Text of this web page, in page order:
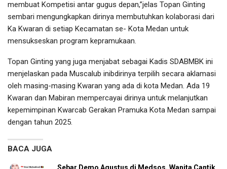
membuat Kompetisi antar gugus depan,”jelas Topan Ginting
sembari mengungkapkan dirinya membutuhkan kolaborasi dari
Ka Kwaran di setiap Kecamatan se- Kota Medan untuk
mensukseskan program kepramukaan.
Topan Ginting yang juga menjabat sebagai Kadis SDABMBK ini
menjelaskan pada Muscalub inibdirinya terpilih secara aklamasi
oleh masing-masing Kwaran yang ada di kota Medan. Ada 19
Kwaran dan Mabiran mempercayai dirinya untuk melanjutkan
kepemimpinan Kwarcab Gerakan Pramuka Kota Medan sampai
dengan tahun 2025.
BACA JUGA
Sebar Demo Agustus di Medsos, Wanita Cantik